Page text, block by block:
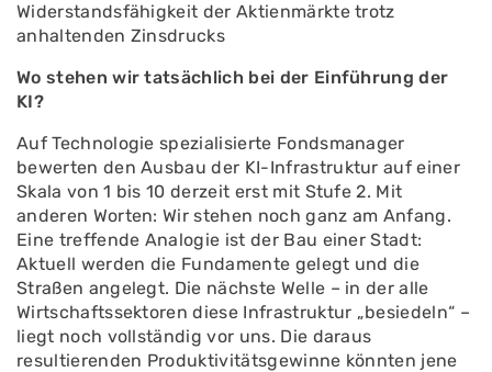
Widerstandsfähigkeit der Aktienmärkte trotz
anhaltenden Zinsdrucks
Wo stehen wir tatsächlich bei der Einführung der
KI?
Auf Technologie spezialisierte Fondsmanager
bewerten den Ausbau der KI-Infrastruktur auf einer
Skala von 1 bis 10 derzeit erst mit Stufe 2. Mit
anderen Worten: Wir stehen noch ganz am Anfang.
Eine treffende Analogie ist der Bau einer Stadt:
Aktuell werden die Fundamente gelegt und die
Straßen angelegt. Die nächste Welle – in der alle
Wirtschaftssektoren diese Infrastruktur „besiedeln“ –
liegt noch vollständig vor uns. Die daraus
resultierenden Produktivitätsgewinne könnten jene